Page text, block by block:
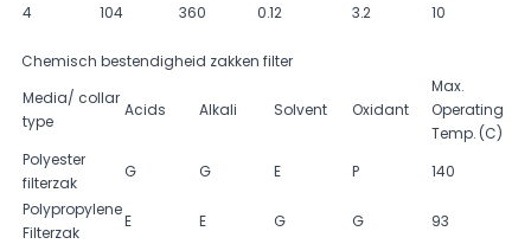
4
104 360 0.12 3.2 10
Chemisch bestendigheid zakken filter
Media/ collar
type
Acids Alkali Solvent Oxidant
Max.
Operating
Temp. (C)
Polyester
filterzak
G G E P
140
Polypropylene
Filterzak
E E G G
93